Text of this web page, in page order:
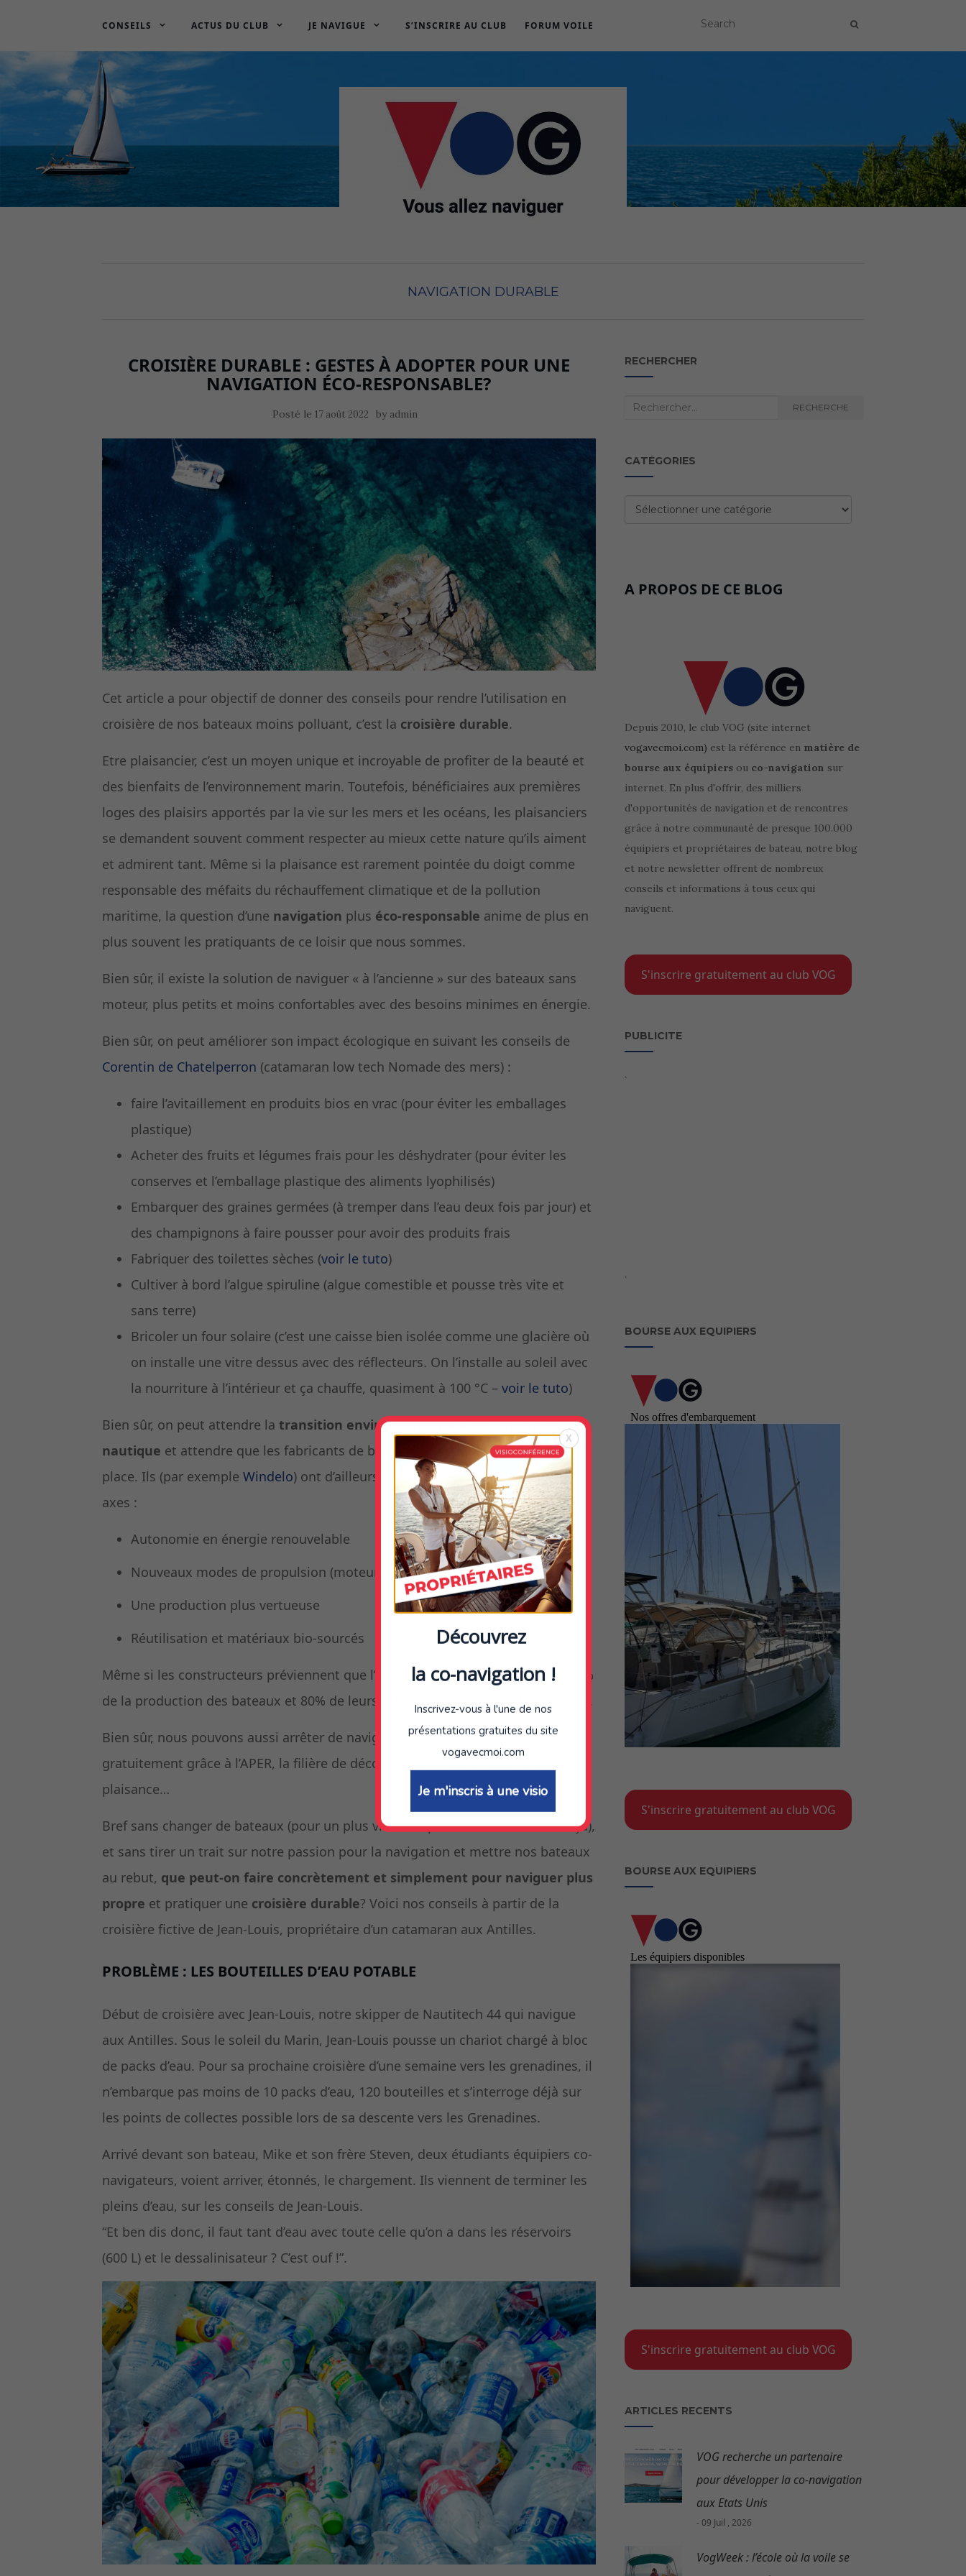
CONSEILS ACTUS DU CLUB JE NAVIGUE S’INSCRIRE AU CLUB FORUM VOILE
NAVIGATION DURABLE
CROISIÈRE DURABLE : GESTES À ADOPTER POUR UNE
NAVIGATION ÉCO-RESPONSABLE?
Posté le17 août 2022 by admin
Cet article a pour objectif de donner des conseils pour rendre l’utilisation en
croisière de nos bateaux moins polluant, c’est la croisière durable.
Etre plaisancier, c’est un moyen unique et incroyable de profiter de la beauté et
des bienfaits de l’environnement marin. Toutefois, bénéficiaires aux premières
loges des plaisirs apportés par la vie sur les mers et les océans, les plaisanciers
se demandent souvent comment respecter au mieux cette nature qu’ils aiment
et admirent tant. Même si la plaisance est rarement pointée du doigt comme
responsable des méfaits du réchauffement climatique et de la pollution
maritime, la question d’une navigation plus éco-responsable anime de plus en
plus souvent les pratiquants de ce loisir que nous sommes.
Bien sûr, il existe la solution de naviguer « à l’ancienne » sur des bateaux sans
moteur, plus petits et moins confortables avec des besoins minimes en énergie.
Bien sûr, on peut améliorer son impact écologique en suivant les conseils de
Corentin de Chatelperron (catamaran low tech Nomade des mers) :
faire l’avitaillement en produits bios en vrac (pour éviter les emballages
plastique)
Acheter des fruits et légumes frais pour les déshydrater (pour éviter les
conserves et l’emballage plastique des aliments lyophilisés)
Embarquer des graines germées (à tremper dans l’eau deux fois par jour) et
des champignons à faire pousser pour avoir des produits frais
Fabriquer des toilettes sèches (voir le tuto)
Cultiver à bord l’algue spiruline (algue comestible et pousse très vite et
sans terre)
Bricoler un four solaire (c’est une caisse bien isolée comme une glacière où
on installe une vitre dessus avec des réflecteurs. On l’installe au soleil avec
la nourriture à l’intérieur et ça chauffe, quasiment à 100 °C – voir le tuto)
Bien sûr, on peut attendre la transition environnementale de l’industrie
nautique et attendre que les fabricants de bateaux fassent les efforts à notre
place. Ils (par exemple Windelo) ont d’ailleurs déjà pris ce chemin en suivant 4
axes :
Autonomie en énergie renouvelable
Nouveaux modes de propulsion (moteur hybride ou électrique)
Une production plus vertueuse
Réutilisation et matériaux bio-sourcés
Même si les constructeurs préviennent que l’empreinte carbone provient de 20%
de la production des bateaux et 80% de leurs utilisations… (source :
ODSea-Lab ).
Bien sûr, nous pouvons aussi arrêter de naviguer et faire recycler nos bateaux
gratuitement grâce à l’APER, la filière de déconstruction des bateaux de
plaisance…
Bref sans changer de bateaux (pour un plus vieux ou pour un bateau éco-conçu),
et sans tirer un trait sur notre passion pour la navigation et mettre nos bateaux
au rebut, que peut-on faire concrètement et simplement pour naviguer plus
propre et pratiquer une croisière durable? Voici nos conseils à partir de la
croisière fictive de Jean-Louis, propriétaire d’un catamaran aux Antilles.
PROBLÈME : LES BOUTEILLES D’EAU POTABLE
Début de croisière avec Jean-Louis, notre skipper de Nautitech 44 qui navigue
aux Antilles. Sous le soleil du Marin, Jean-Louis pousse un chariot chargé à bloc
de packs d’eau. Pour sa prochaine croisière d’une semaine vers les grenadines, il
n’embarque pas moins de 10 packs d’eau, 120 bouteilles et s’interroge déjà sur
les points de collectes possible lors de sa descente vers les Grenadines.
Arrivé devant son bateau, Mike et son frère Steven, deux étudiants équipiers co-
navigateurs, voient arriver, étonnés, le chargement. Ils viennent de terminer les
pleins d’eau, sur les conseils de Jean-Louis.
“Et ben dis donc, il faut tant d’eau avec toute celle qu’on a dans les réservoirs
(600 L) et le dessalinisateur ? C’est ouf !”.
RECHERCHER
Recherche
RECHERCHE
CATÉGORIES
Catégories
A PROPOS DE CE BLOG
Depuis 2010, le club VOG (site internet
vogavecmoi.com) est la référence en matière de
bourse aux équipiersou co-navigation sur
internet. En plus d'offrir, des milliers
d'opportunités de navigation et de rencontres
grâce à notre communauté de presque 100.000
équipiers et propriétaires de bateau, notre blog
et notre newsletter offrent de nombreux
conseils et informations à tous ceux qui
naviguent.
S'inscrire gratuitement au club VOG
PUBLICITE
`
`
BOURSE AUX EQUIPIERS
S'inscrire gratuitement au club VOG
BOURSE AUX EQUIPIERS
S'inscrire gratuitement au club VOG
ARTICLES RECENTS
VOG recherche un partenaire
pour développer la co-navigation
aux Etats Unis
- 09 Juil , 2026
VogWeek : l’école où la voile se
X
Découvrez
la co-navigation !
présentations gratuites du site
vogavecmoi.com